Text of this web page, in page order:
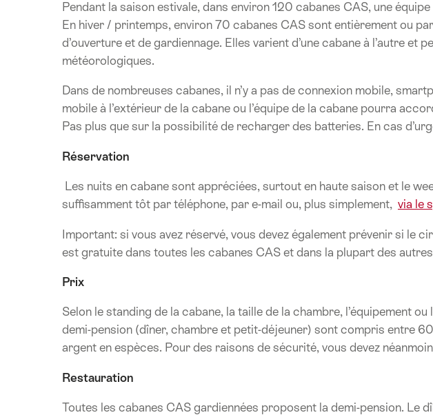
Pendant la saison estivale, dans environ 120 cabanes CAS, une
En hiver / printemps, environ 70 cabanes CAS sont entièrement ou
d’ouverture et de gardiennage. Elles varient d’une cabane à l’autre
météorologiques.
Dans de nombreuses cabanes, il n’y a pas de connexion mobile,
mobile à l’extérieur de la cabane ou l’équipe de la cabane pourra
Pas plus que sur la possibilité de recharger des batteries. En cas
Réservation
Les nuits en cabane sont appréciées, surtout en haute saison et le
suffisamment tôt par téléphone, par e-mail ou, plus simplement, via le
Important: si vous avez réservé, vous devez également prévenir si le
est gratuite dans toutes les cabanes CAS et dans la plupart des
Prix
Selon le standing de la cabane, la taille de la chambre, l’équipement
demi-pension (dîner, chambre et petit-déjeuner) sont compris entre
argent en espèces. Pour des raisons de sécurité, vous devez
Restauration
Toutes les cabanes CAS gardiennées proposent la demi-pension. Le